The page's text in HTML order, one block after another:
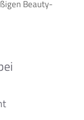
Beauty-